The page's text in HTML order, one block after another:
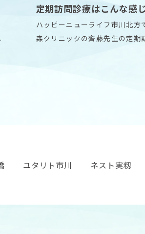
定期訪問診療はこんな感
ハッピーニューライフ市川北方
森クリニックの齊藤先生の定期
ユタリト市川 ネスト実籾